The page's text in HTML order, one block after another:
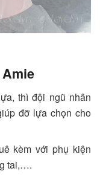
thì đội ngũ nhân
đỡ lựa chọn cho
kèm với phụ kiện
tai,….